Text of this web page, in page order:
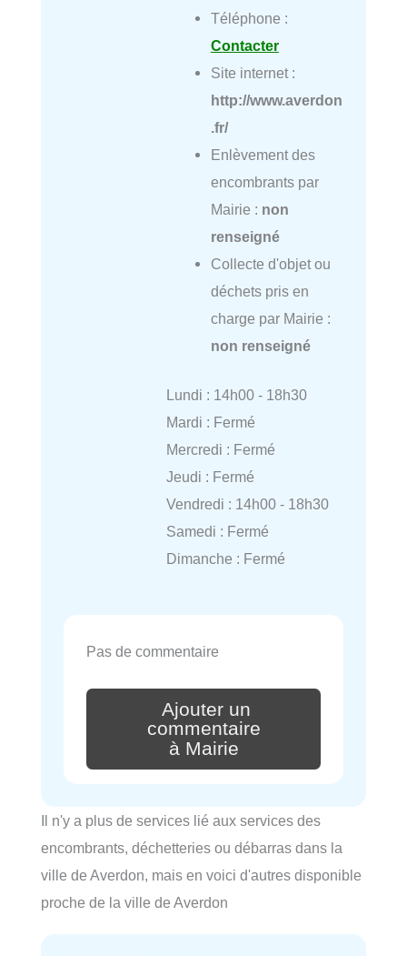
Téléphone :
Contacter
Site internet :
http://www.averdon
.fr/
Enlèvement des
encombrants par
Mairie : non
renseigné
Collecte d'objet ou
déchets pris en
charge par Mairie :
non renseigné
Lundi : 14h00 - 18h30
Mardi : Fermé
Mercredi : Fermé
Jeudi : Fermé
Vendredi : 14h00 - 18h30
Samedi : Fermé
Dimanche : Fermé
Pas de commentaire
Ajouter un
commentaire
à Mairie
Il n'y a plus de services lié aux services des
encombrants, déchetteries ou débarras dans la
ville de Averdon, mais en voici d'autres disponible
proche de la ville de Averdon